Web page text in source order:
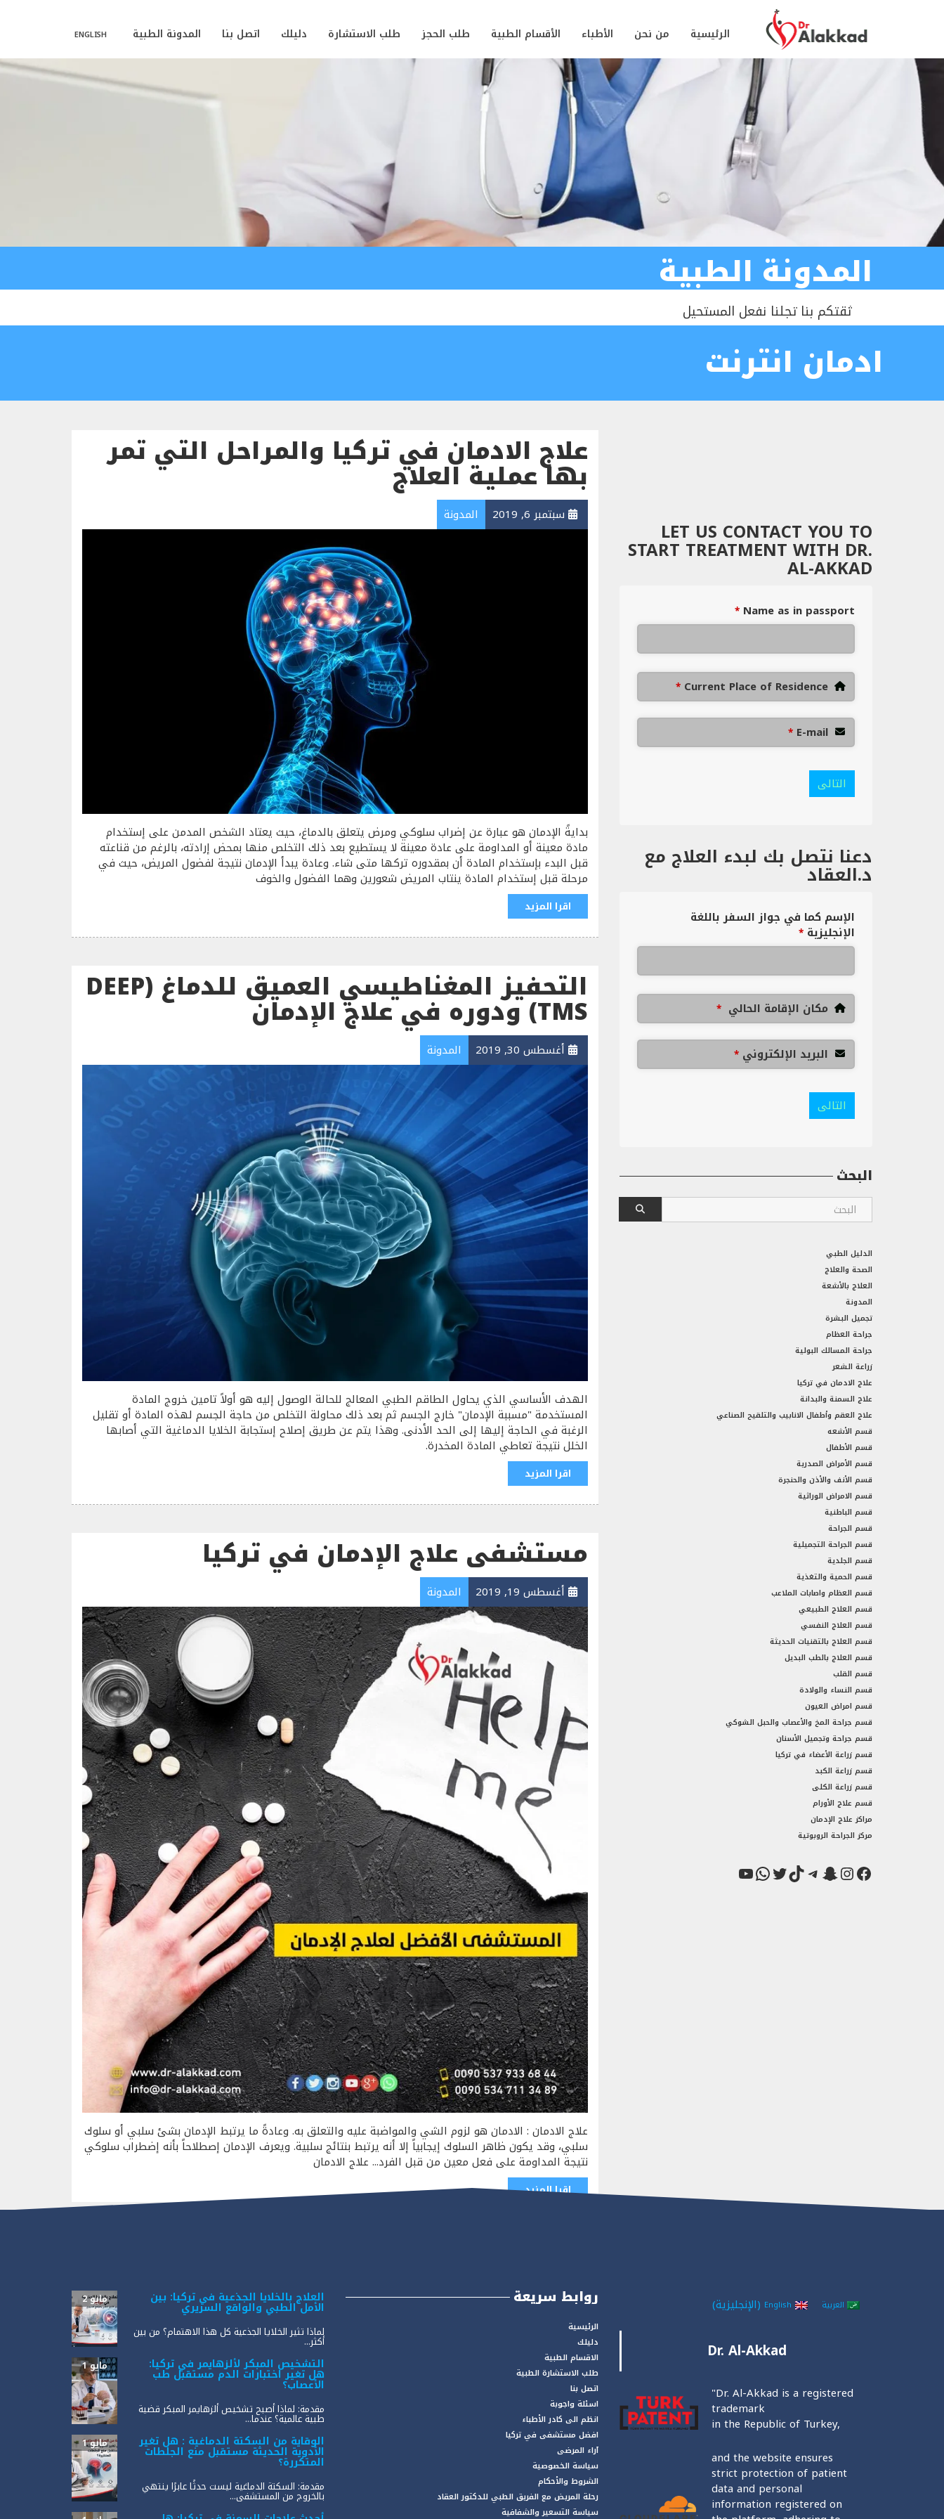
الرئيسية من نحن الأطباء الأقسام الطبية طلب الحجز طلب الاستشارة دليلك اتصل بنا المدونة الطبية ENGLISH
المدونة الطبية
ثقتكم بنا تجلنا نفعل المستحيل
ادمان انترنت
علاج الادمان في تركيا والمراحل التي تمر
بها عملية العلاج
سبتمبر 6, 2019 المدونة
بدايةً الإدمان هو عبارة عن إضراب سلوكي ومرض يتعلق بالدماغ، حيث يعتاد الشخص المدمن على إستخدام
مادة معينة أو المداومة على عادة معينة لا يستطيع بعد ذلك التخلص منها بمحض إرادته، بالرغم من قناعته
قبل البدء بإستخدام المادة أن بمقدوره تركها متى شاء. وعادة يبدأ الإدمان نتيجة لفضول المريض، حيث في
مرحلة قبل إستخدام المادة ينتاب المريض شعورين وهما الفضول والخوف
اقرا المزيد
التحفيز المغناطيسي العميق للدماغ (DEEP
TMS) ودوره في علاج الإدمان
أغسطس 30, 2019 المدونة
الهدف الأساسي الذي يحاول الطاقم الطبي المعالج للحالة الوصول إليه هو أولاً تامين خروج المادة
المستخدمة "مسببة الإدمان" خارج الجسم ثم بعد ذلك محاولة التخلص من حاجة الجسم لهذه المادة أو تقليل
الرغبة في الحاجة إليها إلى الحد الأدنى. وهذا يتم عن طريق إصلاح إستجابة الخلايا الدماغية التي أصابها
الخلل نتيجة تعاطي المادة المخدرة.
اقرا المزيد
مستشفى علاج الإدمان في تركيا
أغسطس 19, 2019 المدونة
علاج الادمان : الادمان هو لزوم الشي والمواضبة عليه والتعلق به. وعادةً ما يرتبط الإدمان بشئ سلبي أو سلوك
سلبي، وقد يكون ظاهر السلوك إيجابياً إلا أنه يرتبط بنتائج سلبية. ويعرف الإدمان إصطلاحاً بأنه إضطراب سلوكي
نتيجة المداومة على فعل معين من قبل الفرد... علاج الادمان
اقرا المزيد
LET US CONTACT YOU TO
START TREATMENT WITH DR.
AL-AKKAD
Name as in passport
*
Current Place of Residence
*
E-mail
*
التالى
دعنا نتصل بك لبدء العلاج مع
د.العقاد
الإسم كما في جواز السفر باللغة
الإنجليزية *
مكان الإقامة الحالي *
البريد الإلكتروني *
التالى
البحث
الدليل الطبي
الصحة والعلاج
العلاج بالأشعة
المدونة
تجميل البشرة
جراحة العظام
جراحة المسالك البولية
زراعة الشعر
علاج الادمان في تركيا
علاج السمنة والبدانة
علاج العقم وأطفال الانابيب والتلقيح الصناعي
قسم الأشعه
قسم الأطفال
قسم الأمراض الصدرية
قسم الأنف والأذن والحنجرة
قسم الامراض الوراثية
قسم الباطنية
قسم الجراحة
قسم الجراحة التجميلية
قسم الجلدية
قسم الحمية والتغذية
قسم العظام واصابات الملاعب
قسم العلاج الطبيعي
قسم العلاج النفسي
قسم العلاج بالتقنيات الحديثة
قسم العلاج بالطب البديل
قسم القلب
قسم النساء والولادة
قسم امراض العيون
قسم جراحة المخ والأعصاب والحبل الشوكي
قسم جراحة وتجميل الأسنان
قسم زراعة الأعضاء في تركيا
قسم زراعة الكبد
قسم زراعة الكلى
قسم علاج الأورام
مراكز علاج الإدمان
مركز الجراحة الروبوتية
فيسبوك
إنستجرام
سناب شاتتيليجرام
تيك توكتويترواتساب
يوتيوب
العلاج بالخلايا الجذعية في تركيا: بين
الأمل الطبي والواقع السريري
مايو 2
لماذا تثير الخلايا الجذعية كل هذا الاهتمام؟ من بين
أكثر...
التشخيص المبكر لألزهايمر في تركيا:
هل تغير اختبارات الدم مستقبل طب
الأعصاب؟
مايو 1
مقدمة: لماذا أصبح تشخيص ألزهايمر المبكر قضية
طبية عالمية؟ عندما...
الوقاية من السكتة الدماغية : هل تغير
الأدوية الحديثة مستقبل منع الجلطات
المتكررة؟
مايو 1
مقدمة: السكتة الدماغية ليست حدثًا عابرًا ينتهي
بالخروج من المستشفى...
روابط سريعة
الرئيسية
دليلك
الاقسام الطبية
طلب الاستشارة الطبية
اتصل بنا
اسئلة واجوبة
انظم الى كادر الأطباء
افضل مستشفى في تركيا
آراء المرضى
سياسة الخصوصية
الشروط والأحكام
رحلة المريض مع الفريق الطبي للدكتور العقاد
سياسة التسعير والشفافية
العربية English
(الإنجليزية)
Dr. Al-Akkad
"Dr. Al-Akkad is a registered
trademark
in the Republic of Turkey,
and the website ensures
strict protection of patient
data and personal
information registered on